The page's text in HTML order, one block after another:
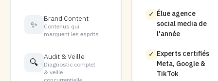
✨
Brand Content
Contenus qui
marquent les esprits
🔍
Audit & Veille
Diagnostic complet
& veille
concurrentielle
✓ Élue agence
social media de
l'année
✓ Experts certifiés
Meta, Google &
TikTok